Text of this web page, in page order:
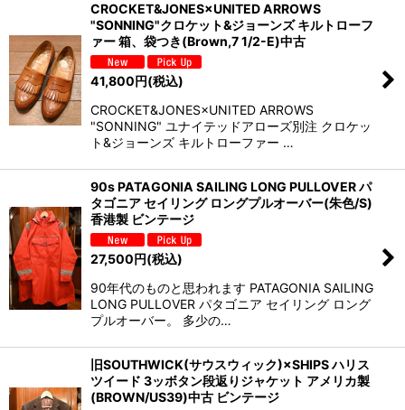
CROCKET&JONES×UNITED ARROWS
"SONNING"クロケット&ジョーンズ キルトローフ
ァー 箱、袋つき(Brown,7 1/2-E)中古
41,800円(税込)
CROCKET&JONES×UNITED ARROWS
"SONNING" ユナイテッドアローズ別注 クロケッ
ト&ジョーンズ キルトローファー …
90s PATAGONIA SAILING LONG PULLOVER パ
タゴニア セイリング ロングプルオーバー(朱色/S)
香港製 ビンテージ
27,500円(税込)
90年代のものと思われます PATAGONIA SAILING
LONG PULLOVER パタゴニア セイリング ロング
プルオーバー。 多少の…
旧SOUTHWICK(サウスウィック)×SHIPS ハリス
ツイード 3ッボタン段返りジャケット アメリカ製
(BROWN/US39)中古 ビンテージ